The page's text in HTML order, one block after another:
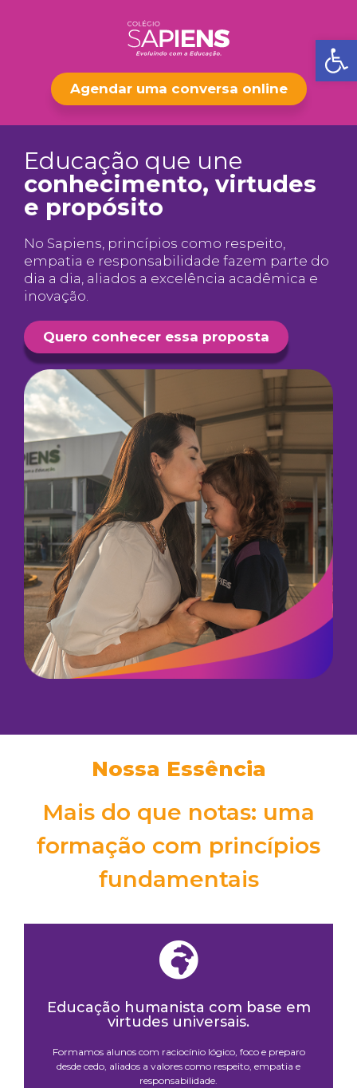
Agendar uma conversa online
Educação que une
conhecimento, virtudes
e propósito
No Sapiens, princípios como respeito,
empatia e responsabilidade fazem parte do
dia a dia, aliados a excelência acadêmica e
inovação.
Quero conhecer essa proposta
Nossa Essência
Mais do que notas: uma
formação com princípios
fundamentais
Educação humanista com base em
virtudes universais.
Formamos alunos com raciocínio lógico, foco e preparo
desde cedo, aliados a valores como respeito, empatia e
responsabilidade.